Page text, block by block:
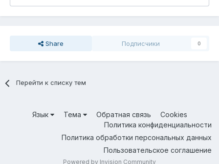
Share Подписчики 0
Перейти к списку тем
Язык Тема Обратная связь
Cookies
Политика конфиденциальности
Политика обработки персональных данных
Пользовательское соглашение
Powered by Invision Community